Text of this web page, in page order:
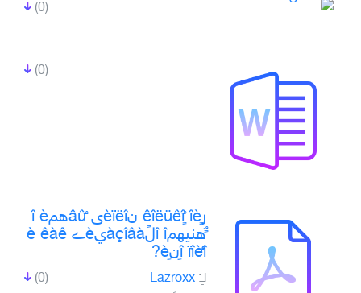
(0)
(0)
رêîëüêî ٌٍîèٍ نèïëîى âûٌّهمî è
ًٌهنيهمî îلًàçîâàيèے è êàê
‎ٍî ïًîèٌُîنèٍ?
(0) لـِ: Lazroxx